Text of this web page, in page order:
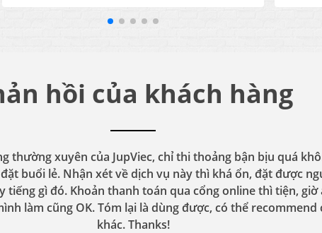
hồi của khách hàng
thường xuyên của JupViec, chỉ thi thoảng bận bịu quá
buổi lẻ. Nhận xét về dịch vụ này thì khá ổn, đặt được
tiếng gì đó. Khoản thanh toán qua cổng online thì tiện, giờ
làm cũng OK. Tóm lại là dùng được, có thể
khác. Thanks!